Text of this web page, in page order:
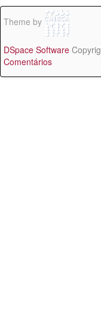
Theme by
DSpace Software
Comentários